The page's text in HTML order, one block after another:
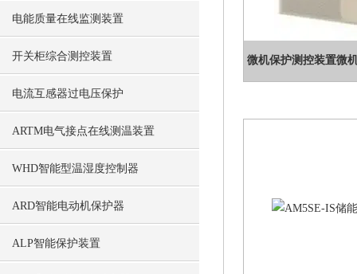
电能质量在线监测装置
开关柜综合测控装置
电流互感器过电压保护
ARTM电气接点在线测温装置
WHD智能型温湿度控制器
ARD智能电动机保护器
ALP智能保护装置
微机保护测控装置微